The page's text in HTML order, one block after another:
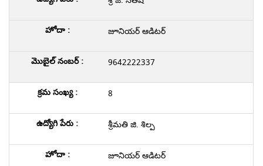
జూనియర్ ఆడిటర్
9642222337
8
శ్రీమతి జి. శిల్ప
జూనియర్ ఆడిటర్